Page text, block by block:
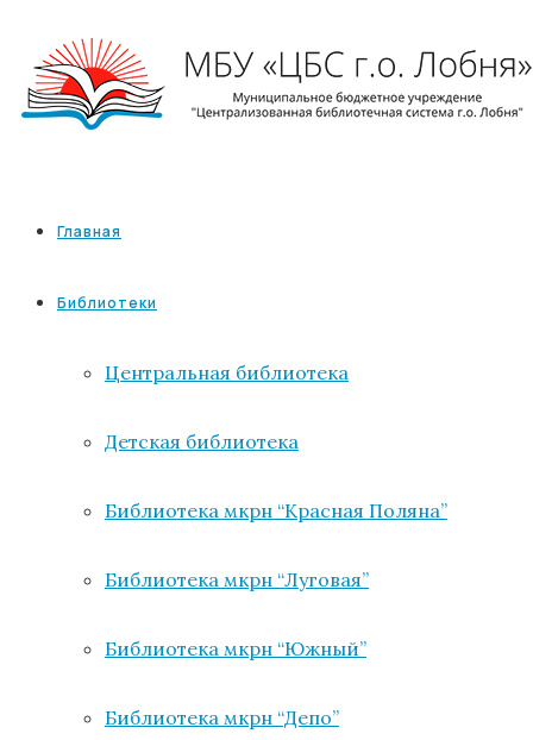
Главная
Библиотеки
Центральная библиотека
Детская библиотека
Библиотека мкрн “Красная Поляна”
Библиотека мкрн “Луговая”
Библиотека мкрн “Южный”
Библиотека мкрн “Депо”